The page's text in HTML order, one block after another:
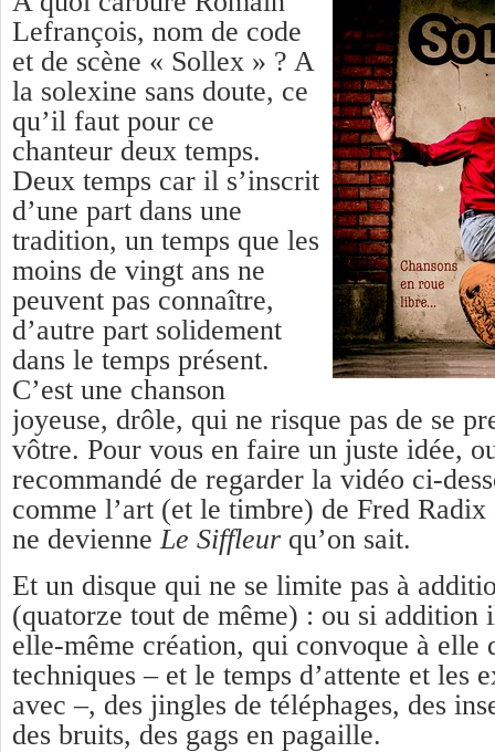
Lefrançois, nom de code
et de scène « Sollex » ? A
la solexine sans doute, ce
qu’il faut pour ce
chanteur deux temps.
Deux temps car il s’inscrit
d’une part dans une
tradition, un temps que les
moins de vingt ans ne
peuvent pas connaître,
d’autre part solidement
dans le temps présent.
C’est une chanson
joyeuse, drôle, qui ne risque pas de se
vôtre. Pour vous en faire un juste idée,
recommandé de regarder la vidéo ci-
comme l’art (et le timbre) de Fred
ne devienne Le Siffleur qu’on sait.
Et un disque qui ne se limite pas à
(quatorze tout de même) : ou si addition
elle-même création, qui convoque à elle
techniques – et le temps d’attente et les
avec –, des jingles de téléphages, des
des bruits, des gags en pagaille.